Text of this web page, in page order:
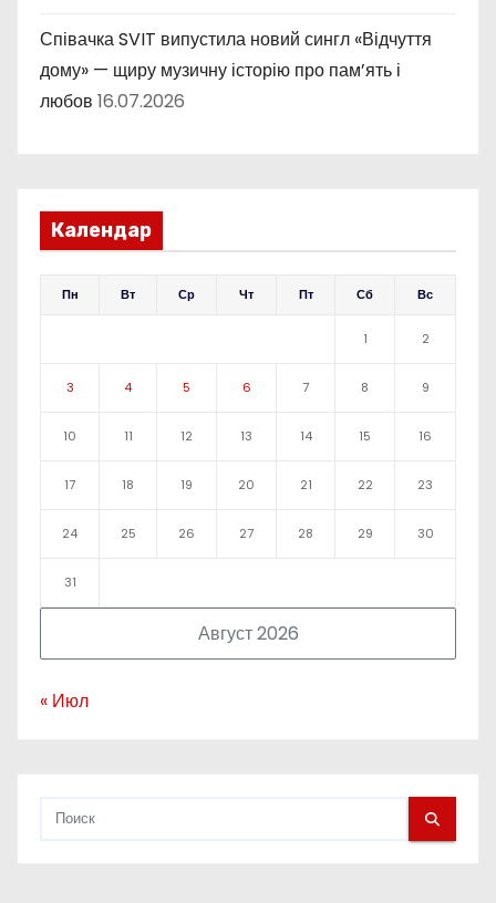
Співачка SVIT випустила новий сингл «Відчуття
дому» — щиру музичну історію про пам’ять і
любов 16.07.2026
Календар
Август 2026
Пн Вт Ср Чт Пт Сб Вс
1 2
3 4 5 6 7 8 9
10 11 12 13 14 15 16
17 18 19 20 21 22 23
24 25 26 27 28 29 30
31
« Июл